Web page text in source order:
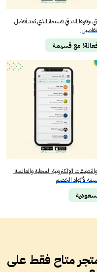
نوفرها لك في قسيمة الذي يُعد أفضل
مع قسيمة
الإلكترونية المحلية والعالمية،
لأكواد الخصم
ان فيه اكثر من 65 متجر متاح فقط على